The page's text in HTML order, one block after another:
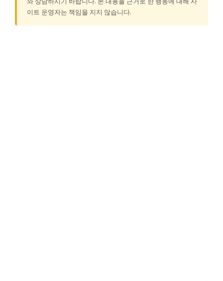
이트 운영자는 책임을 지지 않습니다.